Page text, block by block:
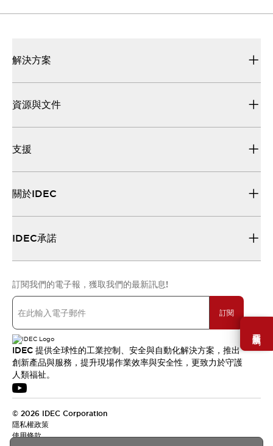
需要幫助嗎？
解決方案
資源與文件
支援
關於IDEC
IDEC承諾
訂閱我們的電子報，獲取我們的最新訊息!
訂閱
IDEC 提供全球性的工業控制、安全與自動化解決方案，推出
創新產品與服務，提升現場作業效率與安全性，更致力於守護
人類福祉。
© 2026 IDEC Corporation
隱私權政策
使用條款